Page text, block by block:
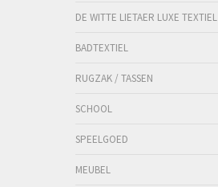
DE WITTE LIETAER LUXE TEXTIEL
BADTEXTIEL
RUGZAK / TASSEN
SCHOOL
SPEELGOED
MEUBEL